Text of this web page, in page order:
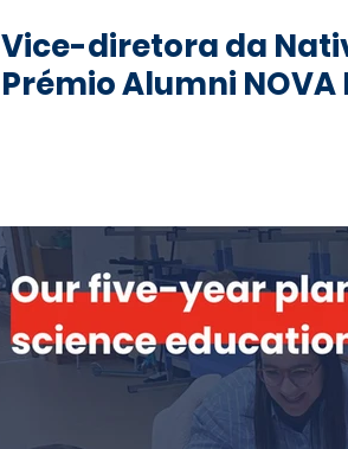
Vice-diretora da
Prémio Alumni NOVA